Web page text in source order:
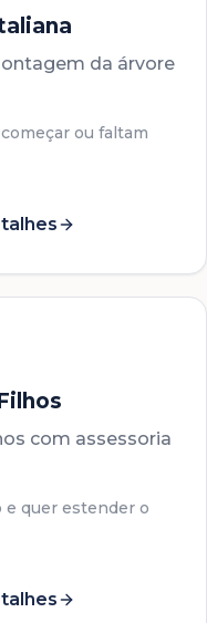
da árvore
ou faltam
com assessoria
e quer estender o